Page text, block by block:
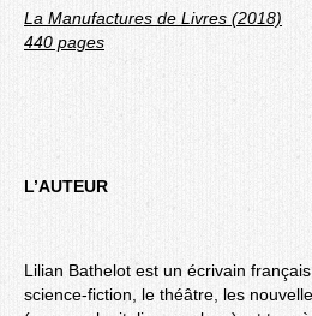
La Manufactures de Livres (2018)
440 pages
L’AUTEUR
Lilian Bathelot est un écrivain
science-fiction, le théâtre, les